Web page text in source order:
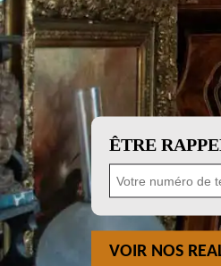
ÊTRE
VOIR NOS